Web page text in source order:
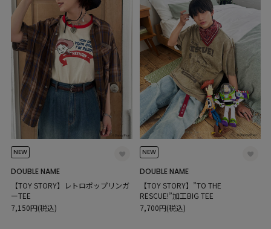
NEW
DOUBLE NAME
【TOY STORY】レトロポップリンガ
ーTEE
7,150円(税込)
NEW
DOUBLE NAME
【TOY STORY】”TO THE
RESCUE!”加工BIG TEE
7,700円(税込)